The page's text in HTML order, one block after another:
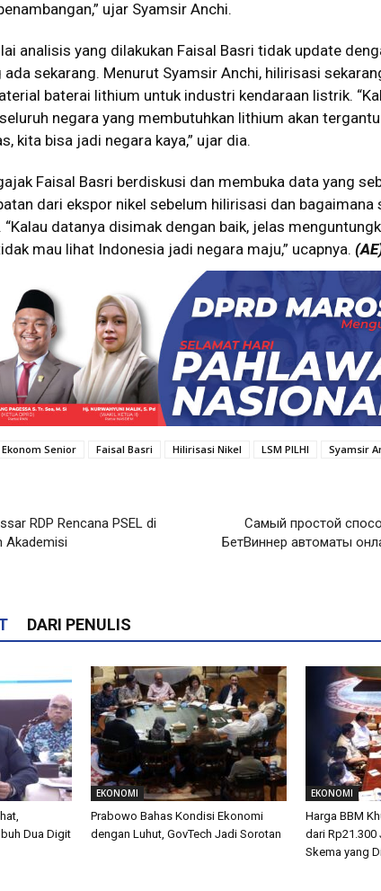
ujar Syamsir Anchi.
analisis yang dilakukan Faisal Basri tidak update
sekarang. Menurut Syamsir Anchi, hilirisasi
baterai lithium untuk industri kendaraan listrik.
negara yang membutuhkan lithium akan
kita bisa jadi negara kaya,” ujar dia.
Faisal Basri berdiskusi dan membuka data yang
dari ekspor nikel sebelum hilirisasi dan bagaimana
datanya disimak dengan baik, jelas
mau lihat Indonesia jadi negara maju,” ucapnya.
Ekonom Senior Faisal Basri Hilirisasi Nikel LSM PILHI Syamsir
RDP Rencana PSEL di
Akademisi
Самый простой
БетВиннер автоматы
DARI PENULIS
Dua Digit
EKONOMI
Prabowo Bahas Kondisi Ekonomi
dengan Luhut, GovTech Jadi Sorotan
EKONOMI
Harga BBM
dari Rp21.300
Skema yang